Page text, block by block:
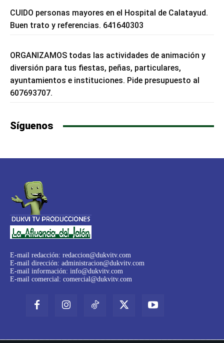
CUIDO personas mayores en el Hospital de Calatayud.
Buen trato y referencias. 641640303
ORGANIZAMOS todas las actividades de animación y
diversión para tus fiestas, peñas, particulares,
ayuntamientos e instituciones. Pide presupuesto al
607693707.
Síguenos
E-mail redacción: redaccion@dukvitv.com
E-mail dirección: administracion@dukvitv.com
E-mail información: info@dukvitv.com
E-mail comercial: comercial@dukvitv.com